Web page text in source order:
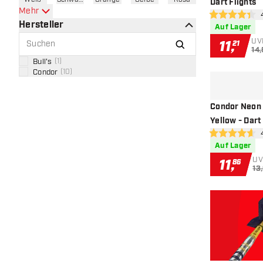
Mehr
Hersteller
Bull's 1
Condor 10
Dart Flights
4.4
Auf Lager
11,21
Condor
Yellow -
4.6
Auf Lager
11,86